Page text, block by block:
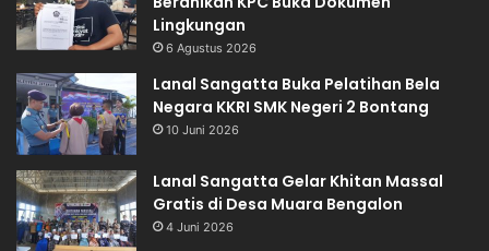
Lingkungan
6 Agustus 2026
Lanal Sangatta Buka Pelatihan Bela
Negara KKRI SMK Negeri 2 Bontang
10 Juni 2026
Lanal Sangatta Gelar Khitan Massal
Gratis di Desa Muara Bengalon
4 Juni 2026